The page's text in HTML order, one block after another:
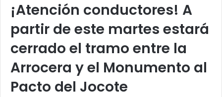
¡Atención conductores! A
partir de este martes estará
cerrado el tramo entre la
Arrocera y el Monumento al
Pacto del Jocote